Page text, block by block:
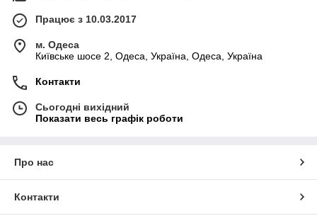
Працює з 10.03.2017
м. Одеса
Київське шосе 2, Одеса, Україна, Одеса, Україна
Контакти
Сьогодні вихідний
Показати весь графік роботи
Про нас
Контакти